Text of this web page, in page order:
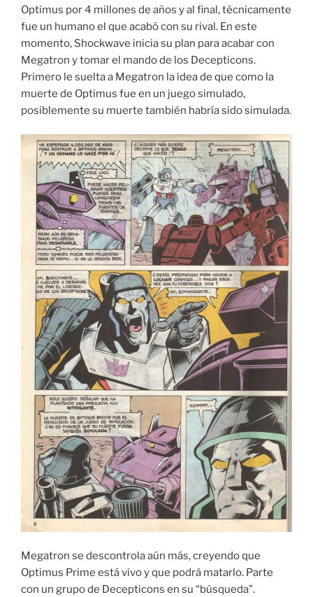
Optimus por 4 millones de años y al final, técnicamente
fue un humano el que acabó con su rival. En este
momento, Shockwave inicia su plan para acabar con
Megatron y tomar el mando de los Decepticons.
Primero le suelta a Megatron la idea de que como la
muerte de Optimus fue en un juego simulado,
posiblemente su muerte también habría sido simulada.
Megatron se descontrola aún más, creyendo que
Optimus Prime está vivo y que podrá matarlo. Parte
con un grupo de Decepticons en su “búsqueda”.